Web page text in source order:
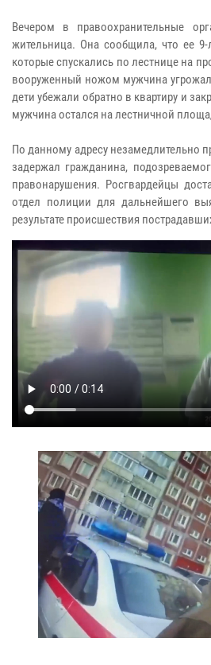
Вечером в правоохранительные
жительница. Она сообщила, что ее 9-
которые спускались по лестнице на
вооруженный ножом мужчина
дети убежали обратно в квартиру и
мужчина остался на лестничной
По данному адресу незамедлительно
задержал гражданина,
правонарушения. Росгвардейцы
отдел полиции для дальнейшего
результате происшествия